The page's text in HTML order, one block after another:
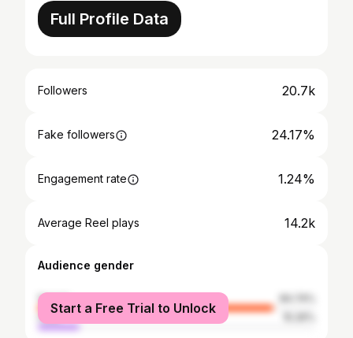
Full Profile Data
Followers 20.7k
Fake followers 24.17%
Engagement rate 1.24%
Average Reel plays 14.2k
Audience gender
female
male
Start a Free Trial to Unlock